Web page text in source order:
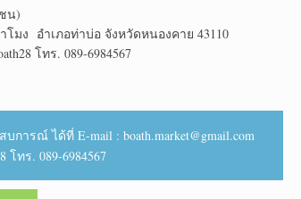
น)
ง อำเภอท่าบ่อ จังหวัดหนองคาย 43110
โทร. 089-6984567
รณ์ ได้ที่ E-mail : boath.market@gmail.com
ทร. 089-6984567